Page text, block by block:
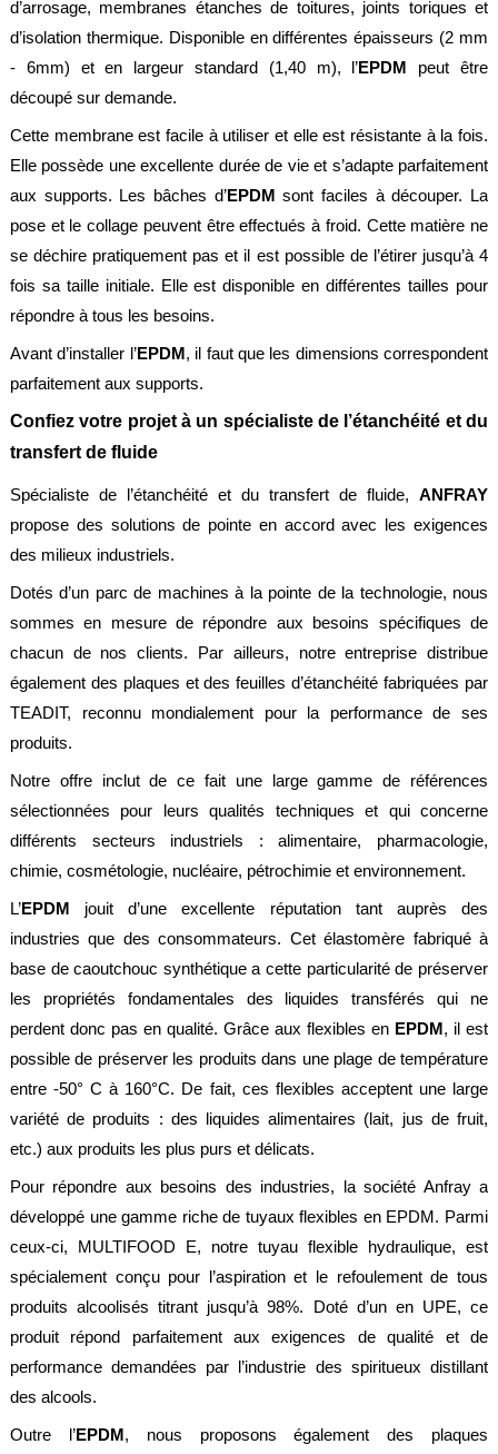
Normes
Directives
Certificats
Nous
contacter
Nos
revendeurs
dans
monde
Devis
flexibles
Devis
étanchéité
Mentions
légales
d’arrosage, membranes étanches de toitures, joints toriques et
d’isolation thermique. Disponible en différentes épaisseurs (2 mm
- 6mm) et en largeur standard (1,40 m), l’EPDM peut être
découpé sur demande.
Cette membrane est facile à utiliser et elle est résistante à la fois.
Elle possède une excellente durée de vie et s’adapte parfaitement
aux supports. Les bâches d’EPDM sont faciles à découper. La
pose et le collage peuvent être effectués à froid. Cette matière ne
se déchire pratiquement pas et il est possible de l’étirer jusqu’à 4
fois sa taille initiale. Elle est disponible en différentes tailles pour
répondre à tous les besoins.
Avant d’installer l’EPDM, il faut que les dimensions correspondent
parfaitement aux supports.
Confiez votre projet à un spécialiste de l’étanchéité et du
transfert de fluide
Spécialiste de l’étanchéité et du transfert de fluide,ANFRAY
propose des solutions de pointe en accord avec les exigences
des milieux industriels.
Dotés d’un parc de machines à la pointe de la technologie, nous
sommes en mesure de répondre aux besoins spécifiques de
chacun de nos clients. Par ailleurs, notre entreprise distribue
également des plaques et des feuilles d’étanchéité fabriquées par
TEADIT, reconnu mondialement pour la performance de ses
produits.
Notre offre inclut de ce fait une large gamme de références
sélectionnées pour leurs qualités techniques et qui concerne
différents secteurs industriels : alimentaire, pharmacologie,
chimie, cosmétologie, nucléaire, pétrochimie et environnement.
L’EPDM jouit d’une excellente réputation tant auprès des
industries que des consommateurs. Cet élastomère fabriqué à
base de caoutchouc synthétique a cette particularité de préserver
les propriétés fondamentales des liquides transférés qui ne
perdent donc pas en qualité. Grâce aux flexibles en EPDM, il est
possible de préserver les produits dans une plage de température
entre -50° C à 160°C. De fait, ces flexibles acceptent une large
variété de produits : des liquides alimentaires (lait, jus de fruit,
etc.) aux produits les plus purs et délicats.
Pour répondre aux besoins des industries, la société Anfray a
développé une gamme riche de tuyaux flexibles en EPDM. Parmi
ceux-ci, MULTIFOOD E, notre tuyau flexible hydraulique, est
spécialement conçu pour l’aspiration et le refoulement de tous
produits alcoolisés titrant jusqu’à 98%. Doté d’un en UPE, ce
produit répond parfaitement aux exigences de qualité et de
performance demandées par l’industrie des spiritueux distillant
des alcools.
Outre l’EPDM, nous proposons également des plaques